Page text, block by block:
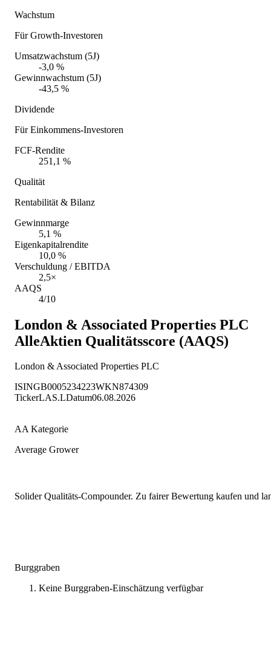
Wachstum
Für Growth-Investoren
Umsatzwachstum (5J)
-3,0 %
Gewinnwachstum (5J)
-43,5 %
Dividende
Für Einkommens-Investoren
FCF-Rendite
251,1 %
Qualität
Rentabilität & Bilanz
Gewinnmarge
5,1 %
Eigenkapitalrendite
10,0 %
Verschuldung / EBITDA
2,5×
AAQS
4/10
London & Associated Properties PLC
AlleAktien Qualitätsscore (AAQS)
London & Associated Properties PLC
ISINGB0005234223WKN874309
TickerLAS.LDatum06.08.2026
AA Kategorie
Average Grower
Solider Qualitäts-Compounder. Zu fairer Bewertung kaufen und
Burggraben
Keine Burggraben-Einschätzung verfügbar